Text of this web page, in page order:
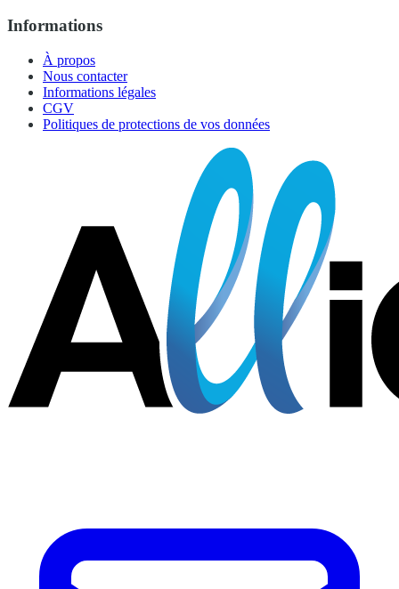
Informations
À propos
Nous contacter
Informations légales
CGV
Politiques de protections de vos données